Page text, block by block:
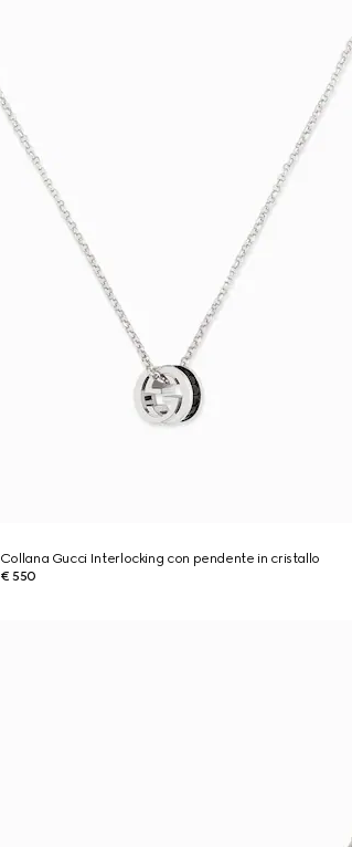
Collana Gucci Interlocking con pendente in cristallo
€ 550